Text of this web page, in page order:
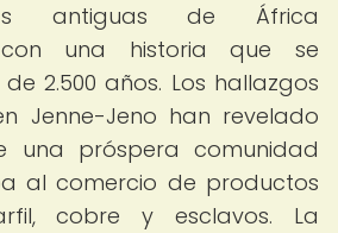
antiguas de África
con una historia que se
2.500 años. Los hallazgos
Jenne-Jeno han revelado
una próspera comunidad
al comercio de productos
cobre y esclavos. La